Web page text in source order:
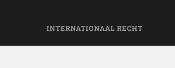
INTERNATIONAAL RECHT